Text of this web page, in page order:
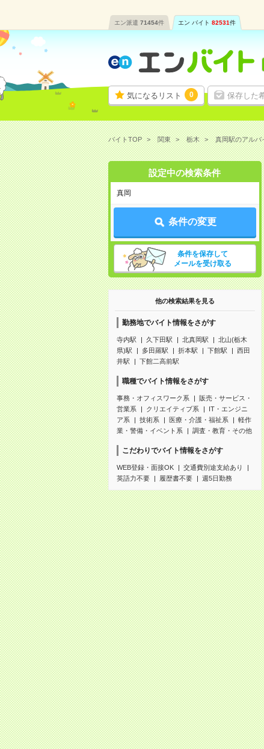
エン派遣 71454件 エン バイト 82531件
気になるリスト 0 保存した
バイトTOP 関東 栃木 真岡駅のアルバ
設定中の検索条件
真岡
条件の変更
条件を保存して
メールを受け取る
他の検索結果を見る
勤務地でバイト情報をさがす
寺内駅 久下田駅 北真岡駅
北山(栃木
県)駅
多田羅駅 折本駅 下館駅
西田
井駅
下館二高前駅
職種でバイト情報をさがす
事務・オフィスワーク系
販売・サービス・
営業系
クリエイティブ系
IT・エンジニ
ア系
技術系 医療・介護・福祉系
軽作
業・警備・イベント系
調査・教育・その他
こだわりでバイト情報をさがす
WEB登録・面接OK
交通費別途支給あり
英語力不要
履歴書不要 週5日勤務